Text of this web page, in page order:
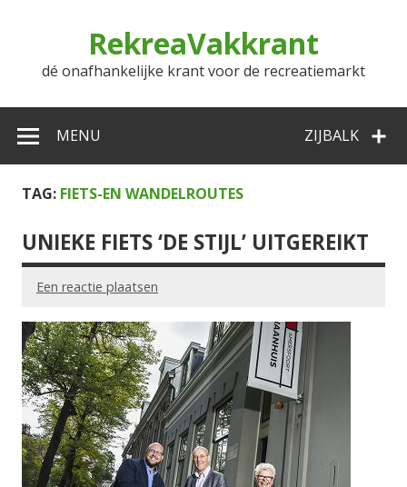
RekreaVakkrant
dé onafhankelijke krant voor de recreatiemarkt
ZIJBALK
MENU
TAG: FIETS-EN WANDELROUTES
UNIEKE FIETS ‘DE STIJL’ UITGEREIKT
Een reactie plaatsen